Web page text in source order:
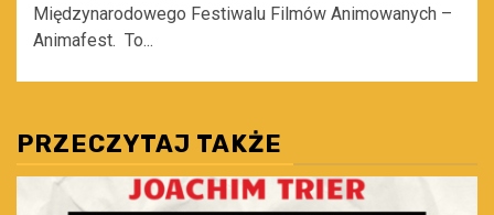
Międzynarodowego Festiwalu Filmów Animowanych –
Animafest. To...
PRZECZYTAJ TAKŻE